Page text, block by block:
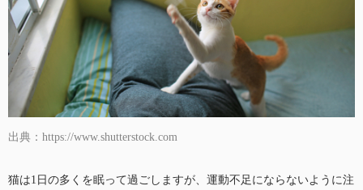
出典：https://www.shutterstock.com
猫は1日の多くを眠って過ごしますが、運動不足にならないように注